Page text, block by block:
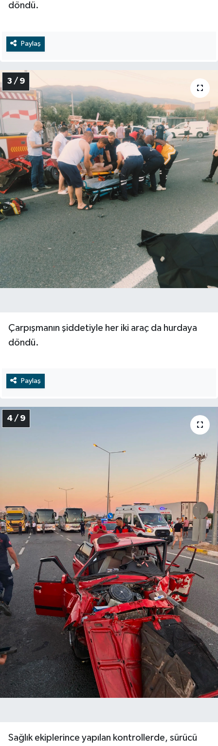
döndü.
Paylaş
3 / 9
Çarpışmanın şiddetiyle her iki araç da hurdaya
döndü.
Paylaş
4 / 9
Sağlık ekiplerince yapılan kontrollerde, sürücü